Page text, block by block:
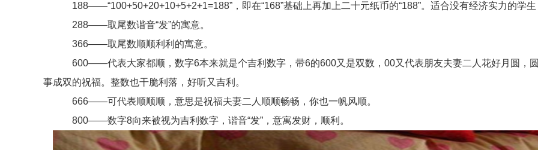
188——“100+50+20+10+5+2+1=188”，即在“168”基础上再加上二十元纸币的“188”。适合没有经济实力的学
288——取尾数谐音“发”的寓意。
366——取尾数顺顺利利的寓意。
600——代表大家都顺，数字6本来就是个吉利数字，带6的600又是双数，00又代表朋友夫妻二人花好月圆，
事成双的祝福。整数也干脆利落，好听又吉利。
666——可代表顺顺顺，意思是祝福夫妻二人顺顺畅畅，你也一帆风顺。
800——数字8向来被视为吉利数字，谐音“发”，意寓发财，顺利。